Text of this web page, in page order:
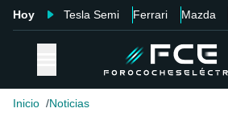
Hoy Tesla Semi Ferrari Mazda
Inicio Noticias